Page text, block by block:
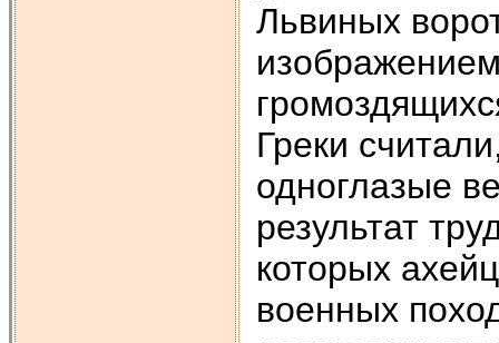
Львиных
Греки
одноглазые
результат
которых
военных